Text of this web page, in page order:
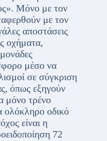
Μόνο με τον
με τον
αποστάσεις
οχήματα,
μέσο να
σε σύγκριση
όπως εξηγούν
μόνο τρένο
ολόκληρο οδικό
είναι η
72